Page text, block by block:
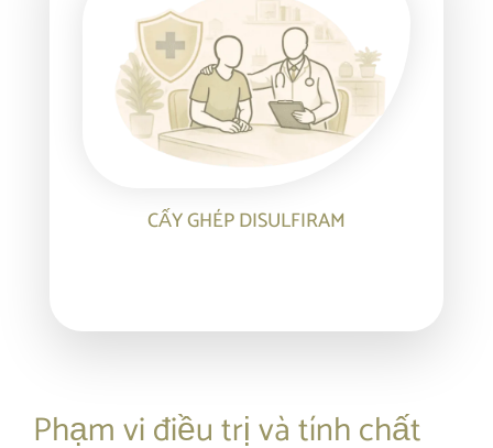
CẤY GHÉP DISULFIRAM
Phạm vi điều trị và tính chất